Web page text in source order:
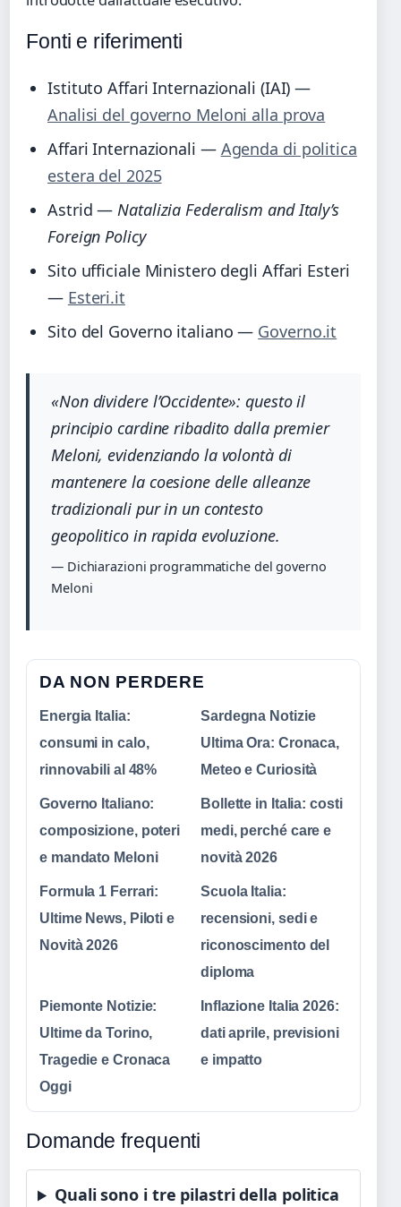
Fonti e riferimenti
Istituto Affari Internazionali (IAI) —
Analisi del governo Meloni alla prova
Affari Internazionali — Agenda di politica
estera del 2025
Astrid —Natalizia Federalism and Italy’s
Foreign Policy
Sito ufficiale Ministero degli Affari Esteri
— Esteri.it
Sito del Governo italiano — Governo.it
«Non dividere l’Occidente»: questo il
principio cardine ribadito dalla premier
Meloni, evidenziando la volontà di
mantenere la coesione delle alleanze
tradizionali pur in un contesto
geopolitico in rapida evoluzione.
— Dichiarazioni programmatiche del governo
Meloni
DA NON PERDERE
Energia Italia:
consumi in calo,
rinnovabili al 48%
Sardegna Notizie
Ultima Ora: Cronaca,
Meteo e Curiosità
Governo Italiano:
composizione, poteri
e mandato Meloni
Bollette in Italia: costi
medi, perché care e
novità 2026
Formula 1 Ferrari:
Ultime News, Piloti e
Novità 2026
Scuola Italia:
recensioni, sedi e
riconoscimento del
diploma
Piemonte Notizie:
Ultime da Torino,
Tragedie e Cronaca
Oggi
Inflazione Italia 2026:
dati aprile, previsioni
e impatto
Domande frequenti
Quali sono i tre pilastri della politica